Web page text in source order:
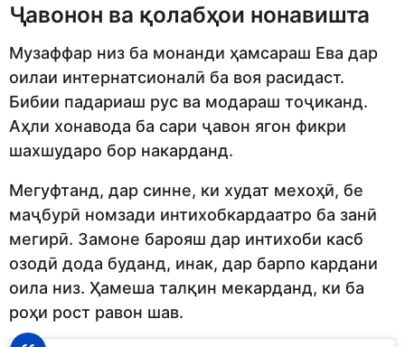
Ҷавонон ва қолабҳои нонавишта
Музаффар низ ба монанди ҳамсараш Ева дар
оилаи интернатсионалӣ ба воя расидаст.
Бибии падариаш рус ва модараш тоҷиканд.
Аҳли хонавода ба сари ҷавон ягон фикри
шахшударо бор накарданд.
Мегуфтанд, дар синне, ки худат мехоҳӣ, бе
маҷбурӣ номзади интихобкардаатро ба занӣ
мегирӣ. Замоне барояш дар интихоби касб
озодӣ дода буданд, инак, дар барпо кардани
оила низ. Ҳамеша талқин мекарданд, ки ба
роҳи рост равон шав.